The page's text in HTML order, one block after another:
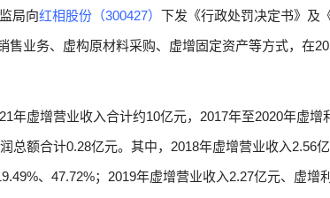
局向红相股份（300427） 下发《行政处罚决定书》及
售业务、虚构原材料采购、虚增固定资产等方式，在
年虚增营业收入合计约10亿元，2017年至2020年虚增
总额合计0.28亿元。其中，2018年虚增营业收入2.56
、47.72%；2019年虚增营业收入2.27亿元、虚增